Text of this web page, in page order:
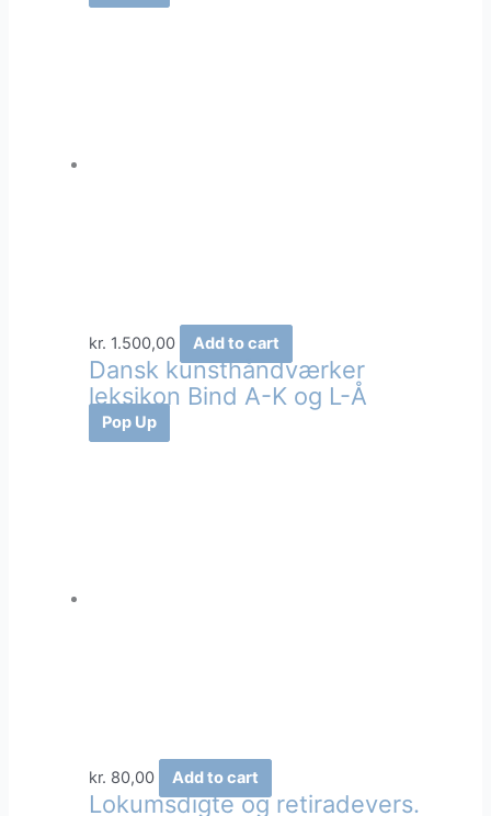
kr. 1.500,00 Add to cart
Dansk kunsthåndværker
leksikon Bind A-K og L-Å
Pop Up
kr. 80,00 Add to cart
Lokumsdigte og retiradevers.